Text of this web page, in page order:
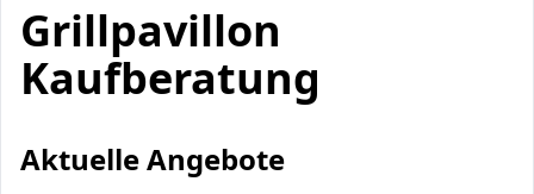
Grillpavillon
Kaufberatung
Aktuelle Angebote